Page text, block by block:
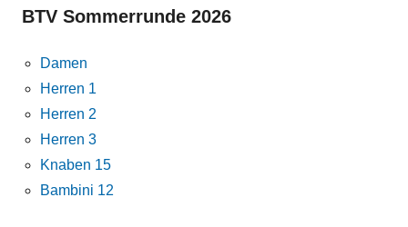
BTV Sommerrunde 2026
Damen
Herren 1
Herren 2
Herren 3
Knaben 15
Bambini 12